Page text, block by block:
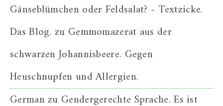
Gänseblümchen oder Feldsalat? - Textzicke.
Das Blog. zu Gemmomazerat aus der
schwarzen Johannisbeere. Gegen
Heuschnupfen und Allergien.
Germanzu Gendergerechte Sprache. Es ist